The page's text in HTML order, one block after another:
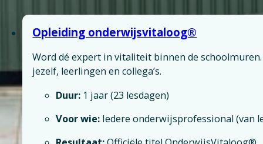
Opleiding onderwijsvitaloog®
Word dé expert in vitaliteit binnen de
jezelf, leerlingen en collega’s.
Duur: 1 jaar (23 lesdagen)
Voor wie: Iedere onderwijsprofessional (van